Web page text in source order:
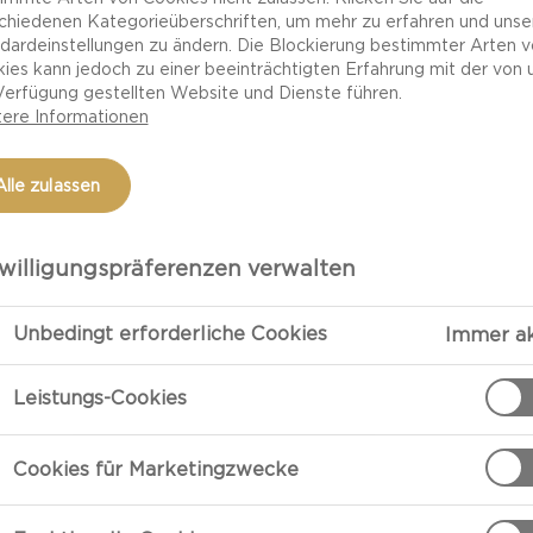
CASTELLO WHITE UND
Kategorieüberschriften, um mehr zu erfahren und
zu ändern. Die Blockierung bestimmter Arten
kann jedoch zu einer beeinträchtigten Erfahrung mit der von
gestellten Website und Dienste führen.
Informationen
zulassen
verwalten
Unbedingt erforderliche Cookies Immer
Leistungs-Cookies
Cookies für Marketingzwecke